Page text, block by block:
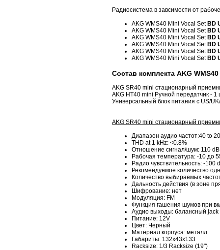
Радиосистема в завсимости от
AKG WMS40 Mini Vocal Set BD
AKG WMS40 Mini Vocal Set BD
AKG WMS40 Mini Vocal Set BD
AKG WMS40 Mini Vocal Set BD
AKG WMS40 Mini Vocal Set BD
AKG WMS40 Mini Vocal Set BD
Состав комплекта AKG
AKG SR40 mini стационарный
AKG HT40 mini Ручной передатчик - 1
Универсальный блок питания с US/
AKG SR40 mini стационарный
Диапазон аудио частот:40 to
THD at 1 kHz: <0.8%
Отношение сигнал/шум: 110
Рабочая температура: -10 до
Радио чувствительность: -100
Рекомендуемое количество
Количество выбираемых
Дальность действия (в зоне
Шифрование: нет
Модуляция: FM
Функция гашения шумов при
Аудио выходы: балансный jack
Питание: 12V
Цвет: Черный
Материал корпуса: металл
Габариты: 132x43x133
Racksize: 1/3 Racksize (19")